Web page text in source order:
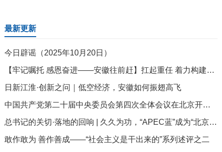
最新更新
今日辟谣（2025年10月20日）
【牢记嘱托 感恩奋进——安徽往前赶】扛起重任 着力构建城乡融合发展新格局
日新江淮·创新之问｜低空经济，安徽如何振翅高飞
中国共产党第二十届中央委员会第四次全体会议在北京开始举行
总书记的关切·落地的回响 | 久久为功，“APEC蓝”成为“北京蓝”
敢作敢为 善作善成——“社会主义是干出来的”系列述评之二